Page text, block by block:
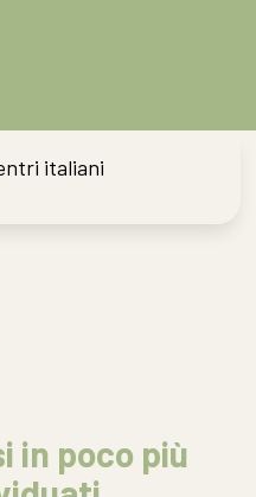
italiani
in poco più